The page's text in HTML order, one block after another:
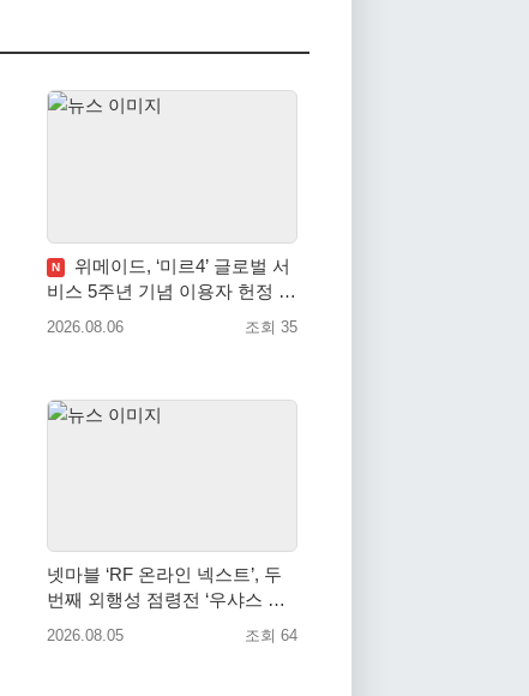
N
위메이드, ‘미르4’ 글로벌 서
비스 5주년 기념 이용자 헌정 영
상 공개
2026.08.06 조회 35
넷마블 ‘RF 온라인 넥스트’, 두
번째 외행성 점령전 ‘우샤스 워
존’ 등 업데이트 실시
2026.08.05 조회 64